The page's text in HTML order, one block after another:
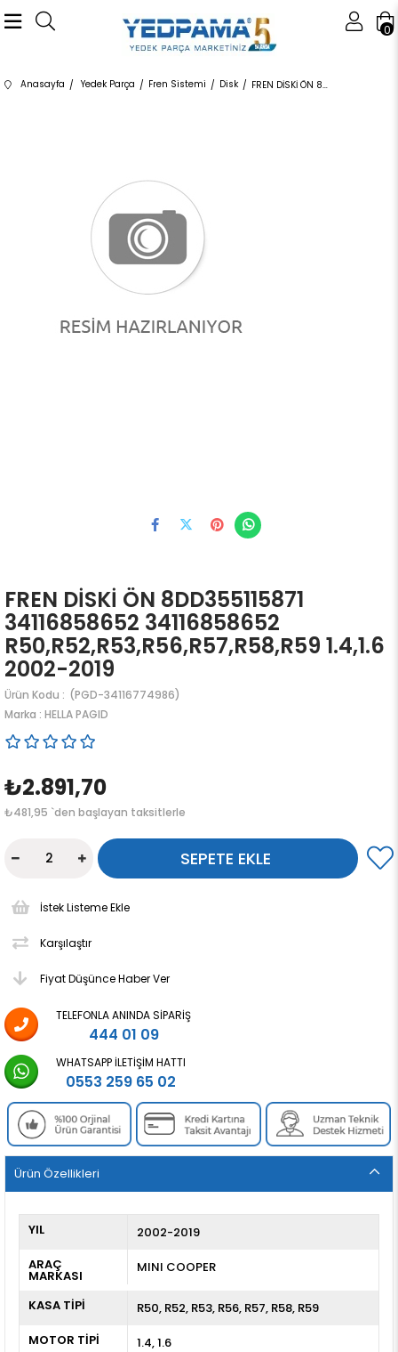
0
Anasayfa Yedek Parça Fren Sistemi Disk FREN DİSKİ ÖN 8DD355115871 34116858652 34116858652 R50,R52,R53,R56,R57,R58,R59 1.4,1.6 2002-2019
FREN DİSKİ ÖN 8DD355115871
34116858652 34116858652
R50,R52,R53,R56,R57,R58,R59 1.4,1.6
2002-2019
(PGD-34116774986)
Marka : HELLA PAGID
₺2.891,70
₺481,95 `den başlayan taksitlerle
İstek Listeme Ekle
Karşılaştır
Fiyat Düşünce Haber Ver
TELEFONLA ANINDA SIPARIŞ
444 01 09
WHATSAPP İLETIŞIM HATTI
0553 259 65 02
Ürün Özellikleri
YIL
2002-2019
ARAÇ
MARKASI
MINI COOPER
KASA TİPİ R50 R52 R53 R56 R57 R58 R59
MOTOR TİPİ
1.4, 1.6